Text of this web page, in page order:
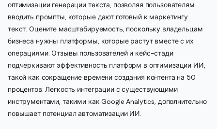
оптимизации генерации текста, позволяя пользователям
вводить промпты, которые дают готовый к маркетингу
текст. Оцените масштабируемость, поскольку владельцам
бизнеса нужны платформы, которые растут вместе с их
операциями. Отзывы пользователей и кейс-стади
подчеркивают эффективность платформ в оптимизации ИИ,
такой как сокращение времени создания контента на 50
процентов. Легкость интеграции с существующими
инструментами, такими как Google Analytics, дополнительно
повышает потенциал автоматизации ИИ.